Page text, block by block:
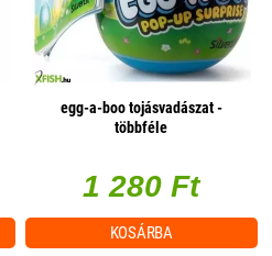
egg-a-boo tojásvadászat -
többféle
1 280 Ft
KOSÁRBA